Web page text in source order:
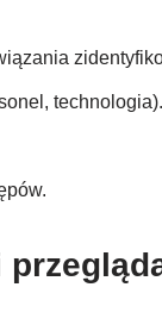
technologia).